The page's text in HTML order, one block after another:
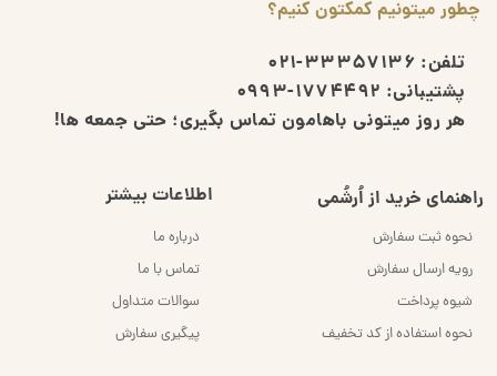
چطور میتونیم کمکتون کنیم؟
تلفن: 33357136-021
پشتیبانی: 1774492-0993
هر روز میتونی باهامون تماس بگیری؛ حتی جمعه ها!
راهنمای خرید از اُرشُمی
نحوه ثبت سفارش
رویه ارسال سفارش
شیوه پرداخت
نحوه استفاده از کد تخفیف
اطلاعات بیشتر
درباره ما
تماس با ما
سوالات متداول
پیگیری سفارش